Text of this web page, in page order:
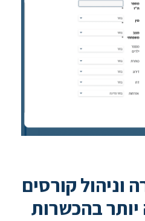
וניהול קורסים
בהכשרות